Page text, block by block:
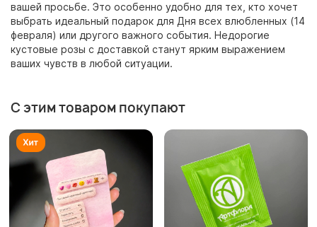
вашей просьбе. Это особенно удобно для тех, кто хочет
выбрать идеальный подарок для Дня всех влюбленных (14
февраля) или другого важного события. Недорогие
кустовые розы с доставкой станут ярким выражением
ваших чувств в любой ситуации.
С этим товаром покупают